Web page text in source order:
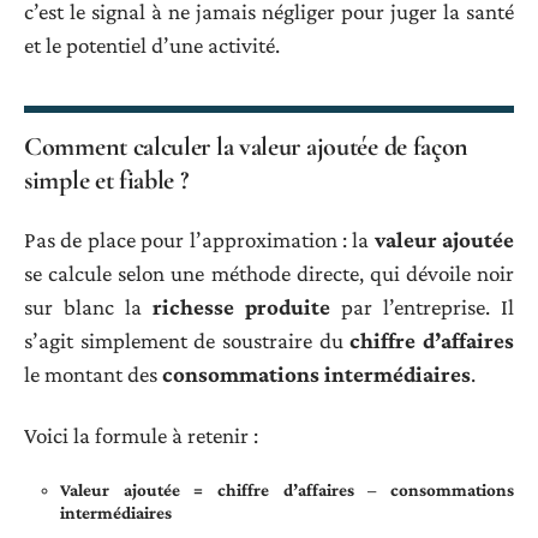
c’est le signal à ne jamais négliger pour juger la santé
et le potentiel d’une activité.
Comment calculer la valeur ajoutée de façon
simple et fiable ?
Pas de place pour l’approximation : la valeur ajoutée
se calcule selon une méthode directe, qui dévoile noir
sur blanc la richesse produite par l’entreprise. Il
s’agit simplement de soustraire duchiffre d’affaires
le montant desconsommations intermédiaires.
Voici la formule à retenir :
Valeur ajoutée = chiffre d’affaires – consommations
intermédiaires